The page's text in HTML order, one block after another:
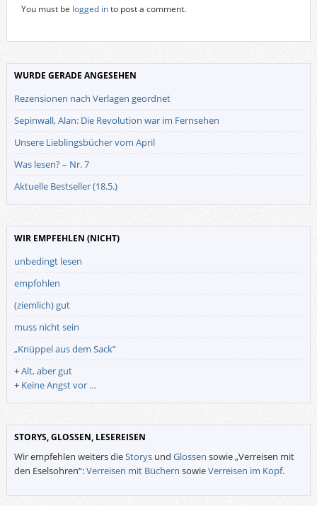
You must be logged into post a comment.
WURDE GERADE ANGESEHEN
Rezensionen nach Verlagen geordnet
Sepinwall, Alan: Die Revolution war im Fernsehen
Unsere Lieblingsbücher vom April
Was lesen? – Nr. 7
Aktuelle Bestseller (18.5.)
WIR EMPFEHLEN (NICHT)
unbedingt lesen
empfohlen
(ziemlich) gut
muss nicht sein
„Knüppel aus dem Sack“
+Alt, aber gut
+ Keine Angst vor …
STORYS, GLOSSEN, LESEREISEN
Wir empfehlen weiters dieStorysund Glossen sowie „Verreisen mit
den Eselsohren“:Verreisen mit Büchern sowieVerreisen im Kopf.